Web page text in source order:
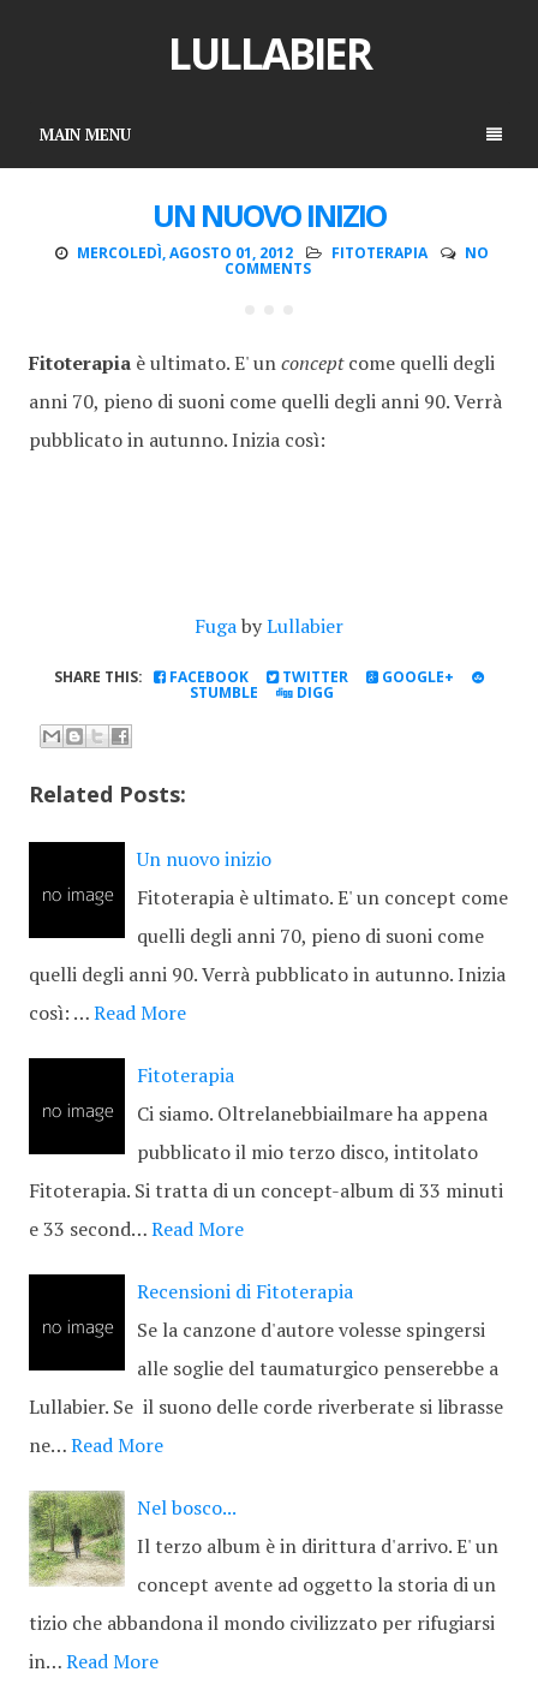
LULLABIER
MAIN MENU
UN NUOVO INIZIO
MERCOLEDÌ, AGOSTO 01, 2012 FITOTERAPIA NO
COMMENTS
Fitoterapia è ultimato. E' unconceptcome quelli degli
anni 70, pieno di suoni come quelli degli anni 90. Verrà
pubblicato in autunno. Inizia così:
FugabyLullabier
SHARE THIS: FACEBOOK TWITTER GOOGLE+
STUMBLE DIGG
Related Posts:
Un nuovo inizio
Fitoterapia è ultimato. E' un concept come
quelli degli anni 70, pieno di suoni come
quelli degli anni 90. Verrà pubblicato in autunno. Inizia
così: …Read More
Fitoterapia
Ci siamo. Oltrelanebbiailmare ha appena
pubblicato il mio terzo disco, intitolato
Fitoterapia. Si tratta di un concept-album di 33 minuti
e 33 second…Read More
Recensioni di Fitoterapia
Se la canzone d'autore volesse spingersi
alle soglie del taumaturgico penserebbe a
Lullabier. Se il suono delle corde riverberate si librasse
ne…Read More
Nel bosco...
Il terzo album è in dirittura d'arrivo. E' un
concept avente ad oggetto la storia di un
tizio che abbandona il mondo civilizzato per rifugiarsi
in…Read More